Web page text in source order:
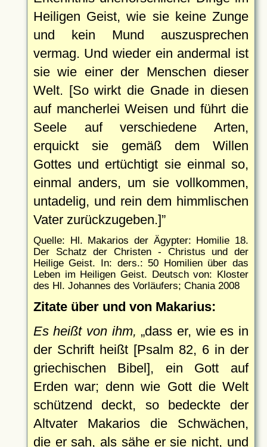
Heiligen Geist, wie sie keine Zunge
und kein Mund auszusprechen
vermag. Und wieder ein andermal ist
sie wie einer der Menschen dieser
Welt. [So wirkt die Gnade in diesen
auf mancherlei Weisen und führt die
Seele auf verschiedene Arten,
erquickt sie gemäß dem Willen
Gottes und ertüchtigt sie einmal so,
einmal anders, um sie vollkommen,
untadelig, und rein dem himmlischen
Vater zurückzugeben.]
Quelle: Hl. Makarios der Ägypter: Homilie 18.
Der Schatz der Christen - Christus und der
Heilige Geist. In: ders.: 50 Homilien über das
Leben im Heiligen Geist. Deutsch von: Kloster
des Hl. Johannes des Vorläufers; Chania 2008
Zitate über und von Makarius:
Es heißt von ihm,
dass er, wie es in
der Schrift heißt [Psalm 82, 6 in der
griechischen Bibel], ein Gott auf
Erden war; denn wie Gott die Welt
schützend deckt, so bedeckte der
Altvater Makarios die Schwächen,
die er sah, als sähe er sie nicht, und